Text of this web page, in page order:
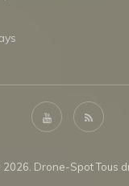
Drone-Spot Tous